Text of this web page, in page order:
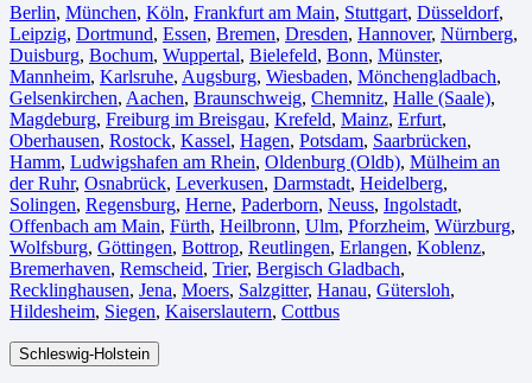
Berlin⁠, München, Köln⁠, Frankfurt am Main, Stuttgart, Düsseldorf,
Leipzig, Dortmund, Essen, Bremen, Dresden, Hannover, Nürnberg,
Duisburg⁠, Bochum, Wuppertal⁠, Bielefeld⁠, Bonn⁠, Münster⁠,
Mannheim, Karlsruhe, Augsburg, Wiesbaden⁠, Mönchengladbach⁠,
Gelsenkirchen⁠, Aachen⁠, Braunschweig, Chemnitz⁠, Halle (Saale)⁠,
Magdeburg, Freiburg im Breisgau⁠, Krefeld⁠, Mainz⁠, Erfurt,
Oberhausen⁠, Rostock⁠, Kassel⁠, Hagen, Potsdam, Saarbrücken⁠,
Hamm, Ludwigshafen am Rhein⁠, Oldenburg (Oldb), Mülheim an
der Ruhr, Osnabrück⁠, Leverkusen, Darmstadt⁠, Heidelberg,
Solingen, Regensburg, Herne⁠, Paderborn, Neuss, Ingolstadt,
Offenbach am Main, Fürth⁠, Heilbronn, Ulm⁠, Pforzheim, Würzburg,
Wolfsburg⁠, Göttingen, Bottrop, Reutlingen, Erlangen⁠, Koblenz,
Bremerhaven⁠, Remscheid, Trier⁠, Bergisch Gladbach,
Recklinghausen, Jena⁠, Moers⁠, Salzgitter⁠, Hanau, Gütersloh,
Hildesheim⁠, Siegen⁠, Kaiserslautern⁠, Cottbus⁠
Schleswig-Holstein